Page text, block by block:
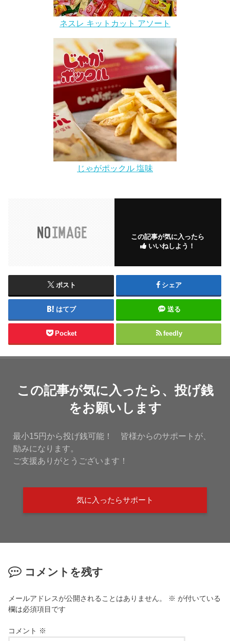
ネスレ キットカット アソート
じゃがポックル 塩味
この記事が気に入ったら
いいねしよう！
ポスト シェア
はてブ 送る
Pocket feedly
この記事が気に入ったら、投げ銭
をお願いします
最小15円から投げ銭可能！ 皆様からのサポートが、
励みになります。
ご支援ありがとうございます！
気に入ったらサポート
コメントを残す
メールアドレスが公開されることはありません。 ※ が付いている
欄は必須項目です
コメント ※